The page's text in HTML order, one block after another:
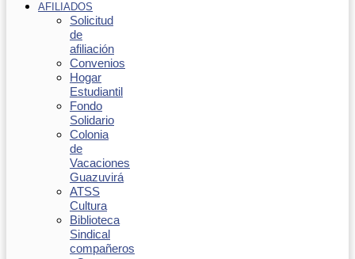
AFILIADOS
Solicitud
de
afiliación
Convenios
Hogar
Estudiantil
Fondo
Solidario
Colonia
de
Vacaciones
Guazuvirá
ATSS
Cultura
Biblioteca
Sindical
compañeros